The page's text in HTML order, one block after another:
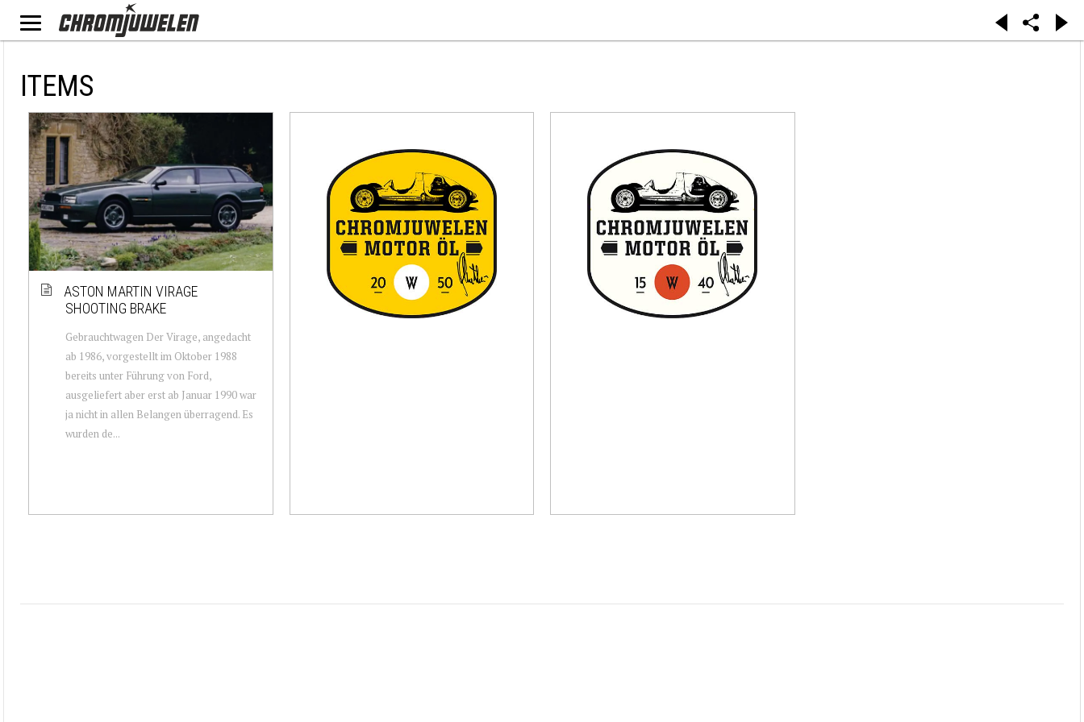
ITEMS
ASTON MARTIN VIRAGE
SHOOTING BRAKE
Gebrauchtwagen Der Virage, angedacht
ab 1986, vorgestellt im Oktober 1988
bereits unter Führung von Ford,
ausgeliefert aber erst ab Januar 1990 war
ja nicht in allen Belangen überragend. Es
wurden de...